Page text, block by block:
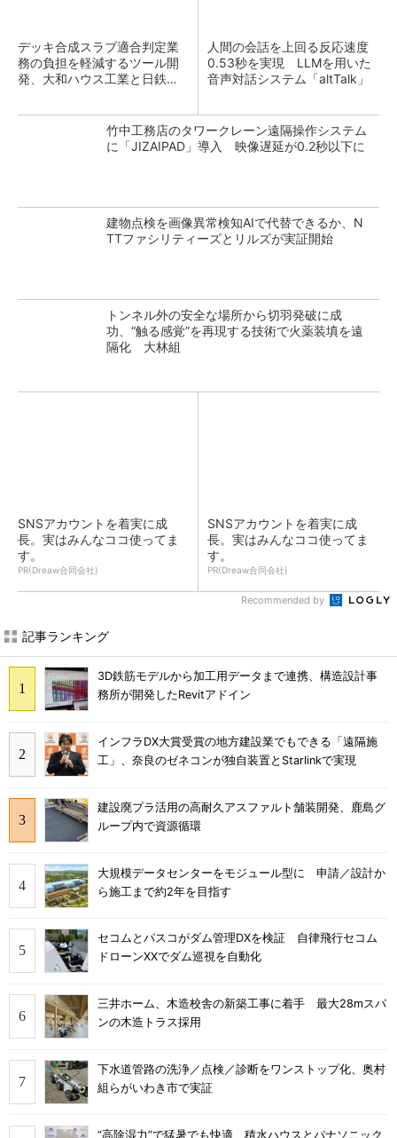
デッキ合成スラブ適合判定業
務の負担を軽減するツール開
発、大和ハウス工業と日鉄建
人間の会話を上回る反応速度
0.53秒を実現 LLMを用いた
音声対話システム「altTalk」
竹中工務店のタワークレーン遠隔操作システム
に「JIZAIPAD」導入 映像遅延が0.2秒以下に
建物点検を画像異常検知AIで代替できるか、N
TTファシリティーズとリルズが実証開始
トンネル外の安全な場所から切羽発破に成
功、“触る感覚”を再現する技術で火薬装填を遠
隔化 大林組
SNSアカウントを着実に成
長。実はみんなココ使ってま
す。
PR(Dreaw合同会社)
SNSアカウントを着実に成
長。実はみんなココ使ってま
す。
PR(Dreaw合同会社)
Recommended by
記事ランキング
3D鉄筋モデルから加工用データまで連携、構造設計事
務所が開発したRevitアドイン
インフラDX大賞受賞の地方建設業でもできる「遠隔施
工」、奈良のゼネコンが独自装置とStarlinkで実現
建設廃プラ活用の高耐久アスファルト舗装開発、鹿島グ
ループ内で資源循環
大規模データセンターをモジュール型に 申請／設計か
ら施工まで約2年を目指す
セコムとパスコがダム管理DXを検証 自律飛行セコム
ドローンXXでダム巡視を自動化
三井ホーム、木造校舎の新築工事に着手 最大28mスパ
ンの木造トラス採用
下水道管路の洗浄／点検／診断をワンストップ化、奥村
組らがいわき市で実証
“高除湿力”で猛暑でも快適 積水ハウスとパナソニック